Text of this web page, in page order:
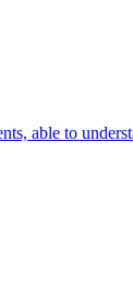
able to